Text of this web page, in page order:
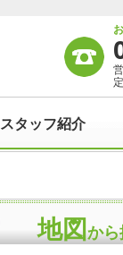
スタッフ紹介
地図か